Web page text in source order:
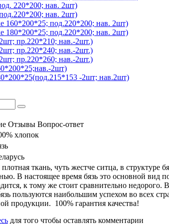
220*200; нав. 2шт)
нав. 2шт)
160*200*25; под.220*200; нав. 2шт)
180*200*25; под.220*200; нав. 2шт)
пр.220*210; нав.-2шт.)
пр.220*240; нав.-2шт.)
пр.220*260; нав.-2шт.)
2шт)
-2шт; нав.2шт)
Отзывы Вопрос-ответ
хлопок
ткань, чуть жестче ситца, в
В настоящее время бязь это основной вид
к тому же стоит сравнительно
пользуются наибольшим успехом во всех
продукции. 100% гарантия качества!
для того чтобы оставлять комментарии